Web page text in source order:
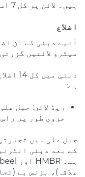
ہیں۔ لائن پر کل 7 اسٹیشن ہیں۔
اضلاع
آئیے دبئی کے ان
میٹرو لائنیں
دبئی
ہے:
ریڈ لائن: جبل
جزوی طور پر
جبل علی میں
کے بعد دبئی
علاقہ)، بزنس بے